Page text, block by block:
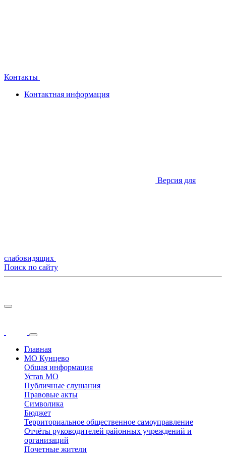
Контакты
Контактная информация
Версия для
слабовидящих
Поиск по сайту
Главная
МО Кунцево
Общая информация
Устав МО
Публичные слушания
Правовые акты
Символика
Бюджет
Территориальное общественное самоуправление
Отчёты руководителей районных учреждений и
организаций
Почетные жители